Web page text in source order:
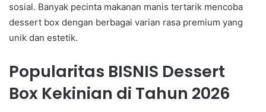
sosial. Banyak pecinta makanan manis tertarik mencoba
dessert box dengan berbagai varian rasa premium yang
unik dan estetik.
Popularitas BISNIS Dessert
Box Kekinian di Tahun 2026